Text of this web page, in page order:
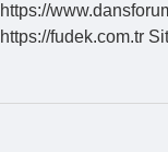
https://
https://fudek.com.tr